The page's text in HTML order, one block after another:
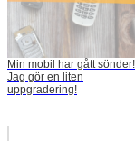
Min mobil har gått sönder!
Jag gör en liten
uppgradering!